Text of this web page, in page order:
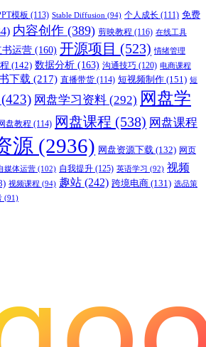
模板 (113) Stable Diffusion (94) 个人成长 (111) 免费
内容创作 (389) 剪映教程 (116) 在线工具
书运营 (160) 开源项目 (523) 情绪管理
(142) 数据分析 (163) 沟通技巧 (120) 电商课程
下载 (217) 直播带货 (114) 短视频制作 (151) 短
(423) 网盘学习资料 (292) 网盘学
盘教程 (114) 网盘课程 (538) 网盘课程
源 (2936) 网盘资源下载 (132) 网页
媒体运营 (102) 自我提升 (125) 英语学习 (92) 视频
视频课程 (94) 趣站 (242) 跨境电商 (131) 选品策
(91)